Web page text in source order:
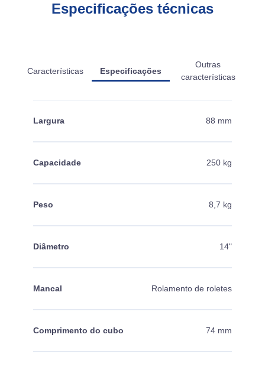
Especificações técnicas
Características Especificações
Outras
características
Largura 88 mm
Capacidade 250 kg
Peso 8,7 kg
Diâmetro 14"
Mancal Rolamento de roletes
Comprimento do cubo 74 mm